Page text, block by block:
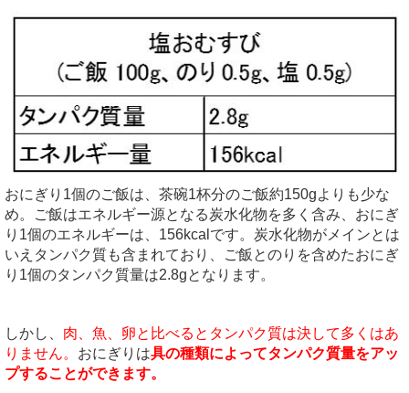
おにぎり1個のご飯は、茶碗1杯分のご飯約150gよりも少な
め。ご飯はエネルギー源となる炭水化物を多く含み、おにぎ
り1個のエネルギーは、156kcalです。炭水化物がメインとは
いえタンパク質も含まれており、ご飯とのりを含めたおにぎ
り1個のタンパク質量は2.8gとなります。
しかし、 肉、魚、卵と比べるとタンパク質は決して多くはあ
りません。 おにぎりは具の種類によってタンパク質量をアッ
プすることができます。